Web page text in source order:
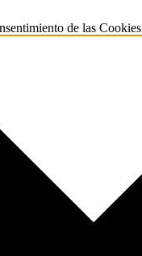
de las Cookies